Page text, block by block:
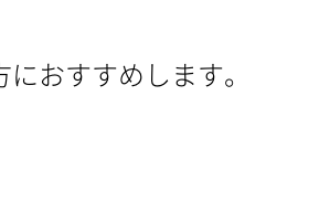
拠（エビデンス）
におすすめします。